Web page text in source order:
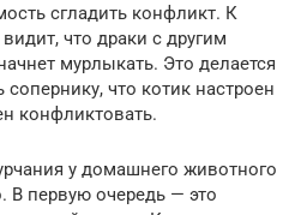
сгладить конфликт. К
что драки с другим
мурлыкать. Это делается
что котик настроен
конфликтовать.
у домашнего животного
В первую очередь — это